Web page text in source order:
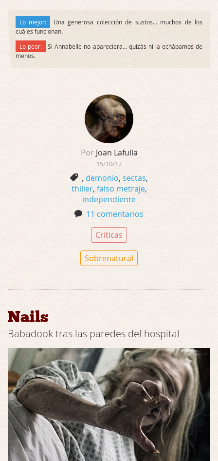
Lo mejor:
Una generosa colección de sustos... muchos de los
cuáles funcionan.
Lo peor:
Si Annabelle no apareciera... quizás ni la echábamos de
menos.
Por Joan Lafulla
15/10/17
, demonio, sectas,
thiller, falso metraje,
independiente
11 comentarios
Críticas
Sobrenatural
Nails
Babadook tras las paredes del hospital